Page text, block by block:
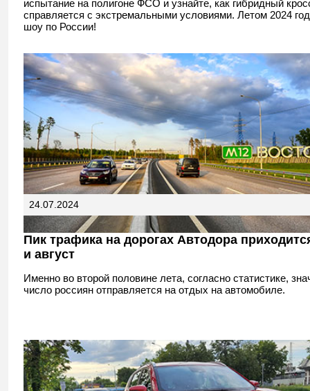
испытание на полигоне ФСО и узнайте, как гибридный
справляется с экстремальными условиями. Летом 2024
шоу по России!
24.07.2024
Пик трафика на дорогах Автодора
и август
Именно во второй половине лета, согласно статистике,
число россиян отправляется на отдых на автомобиле.